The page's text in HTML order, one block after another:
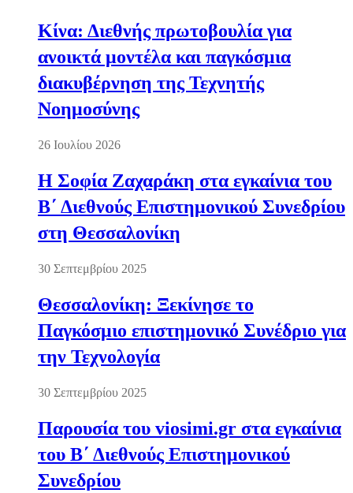
Κίνα: Διεθνής πρωτοβουλία για
ανοικτά μοντέλα και παγκόσμια
διακυβέρνηση της Τεχνητής
Νοημοσύνης
26 Ιουλίου 2026
Η Σοφία Ζαχαράκη στα εγκαίνια του
Β΄ Διεθνούς Επιστημονικού Συνεδρίου
στη Θεσσαλονίκη
30 Σεπτεμβρίου 2025
Θεσσαλονίκη: Ξεκίνησε το
Παγκόσμιο επιστημονικό Συνέδριο για
την Τεχνολογία
30 Σεπτεμβρίου 2025
Παρουσία του viosimi.gr στα εγκαίνια
του Β΄ Διεθνούς Επιστημονικού
Συνεδρίου